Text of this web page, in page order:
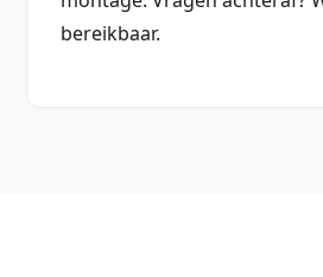
bereikbaar.